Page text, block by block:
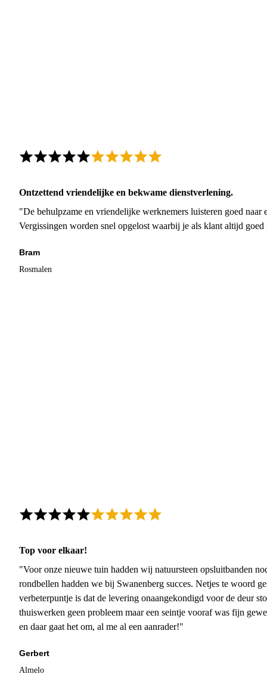
Ontzettend vriendelijke en bekwame dienstverlening.
"De behulpzame en vriendelijke werknemers luisteren goed naar
Vergissingen worden snel opgelost waarbij je als klant altijd
Bram
Rosmalen
Top voor elkaar!
"Voor onze nieuwe tuin hadden wij natuursteen opsluitbanden
rondbellen hadden we bij Swanenberg succes. Netjes te woord
verbeterpuntje is dat de levering onaangekondigd voor de deur
thuiswerken geen probleem maar een seintje vooraf was fijn
en daar gaat het om, al me al een aanrader!"
Gerbert
Almelo